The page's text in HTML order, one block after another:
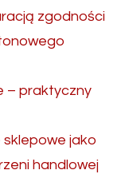
zgodności
– praktyczny
sklepowe jako
handlowej